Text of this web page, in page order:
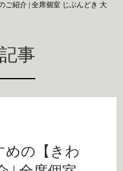
ご紹介 | 全席個室 じぶんどき 大
事
めの【きわ